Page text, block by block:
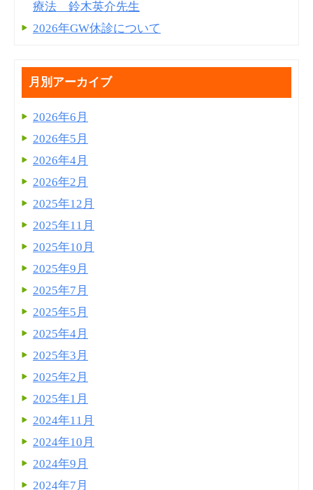
療法 鈴木英介先生
2026年GW休診について
月別アーカイブ
2026年6月
2026年5月
2026年4月
2026年2月
2025年12月
2025年11月
2025年10月
2025年9月
2025年7月
2025年5月
2025年4月
2025年3月
2025年2月
2025年1月
2024年11月
2024年10月
2024年9月
2024年7月